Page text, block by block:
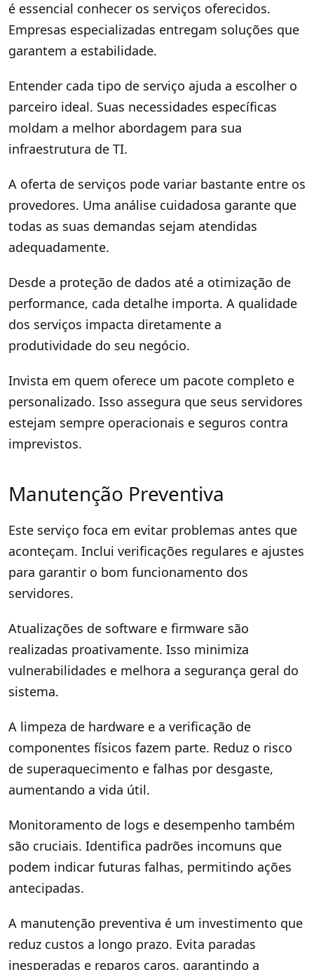
é essencial conhecer os serviços oferecidos.
Empresas especializadas entregam soluções que
garantem a estabilidade.
Entender cada tipo de serviço ajuda a escolher o
parceiro ideal. Suas necessidades específicas
moldam a melhor abordagem para sua
infraestrutura de TI.
A oferta de serviços pode variar bastante entre os
provedores. Uma análise cuidadosa garante que
todas as suas demandas sejam atendidas
adequadamente.
Desde a proteção de dados até a otimização de
performance, cada detalhe importa. A qualidade
dos serviços impacta diretamente a
produtividade do seu negócio.
Invista em quem oferece um pacote completo e
personalizado. Isso assegura que seus servidores
estejam sempre operacionais e seguros contra
imprevistos.
Manutenção Preventiva
Este serviço foca em evitar problemas antes que
aconteçam. Inclui verificações regulares e ajustes
para garantir o bom funcionamento dos
servidores.
Atualizações de software e firmware são
realizadas proativamente. Isso minimiza
vulnerabilidades e melhora a segurança geral do
sistema.
A limpeza de hardware e a verificação de
componentes físicos fazem parte. Reduz o risco
de superaquecimento e falhas por desgaste,
aumentando a vida útil.
Monitoramento de logs e desempenho também
são cruciais. Identifica padrões incomuns que
podem indicar futuras falhas, permitindo ações
antecipadas.
A manutenção preventiva é um investimento que
reduz custos a longo prazo. Evita paradas
inesperadas e reparos caros, garantindo a